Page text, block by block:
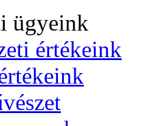
ügyeink
értékeink